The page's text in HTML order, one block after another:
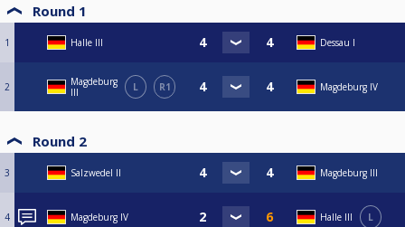
Round 1
1 Halle III Dessau I
2
Magdeburg
III
L R1 Magdeburg IV
Round 2
3 Salzwedel II Magdeburg III
4 Magdeburg IV Halle III L